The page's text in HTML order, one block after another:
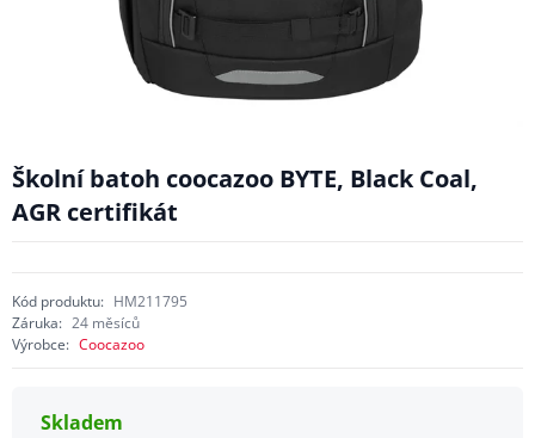
Školní batoh coocazoo BYTE, Black Coal,
AGR certifikát
Kód produktu: HM211795
Záruka: 24 měsíců
Výrobce: Coocazoo
Skladem